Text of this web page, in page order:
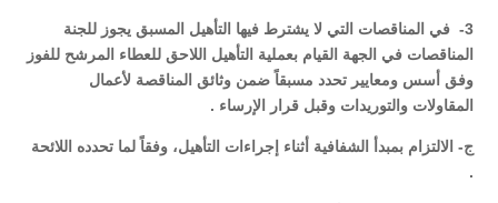
3- في المناقصات التي لا يشترط فيها التأهيل المسبق يجوز للجنة
المناقصات في الجهة القيام بعملية التأهيل اللاحق للعطاء المرشح للفوز
وفق أسس ومعايير تحدد مسبقاً ضمن وثائق المناقصة لأعمال
المقاولات والتوريدات وقبل قرار الإرساء .
‌ج- الالتزام بمبدأ الشفافية أثناء إجراءات التأهيل، وفقاً لما تحدده اللائحة
.